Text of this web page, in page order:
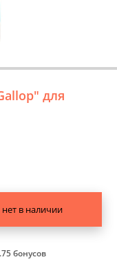
для
нет в наличии
бонусов